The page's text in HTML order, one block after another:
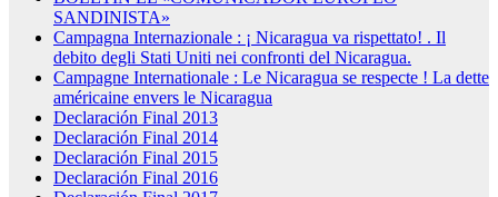
SANDINISTA»
Campagna Internazionale : ¡ Nicaragua va rispettato! . Il
debito degli Stati Uniti nei confronti del Nicaragua.
Campagne Internationale : Le Nicaragua se respecte ! La dette
américaine envers le Nicaragua
Declaración Final 2013
Declaración Final 2014
Declaración Final 2015
Declaración Final 2016